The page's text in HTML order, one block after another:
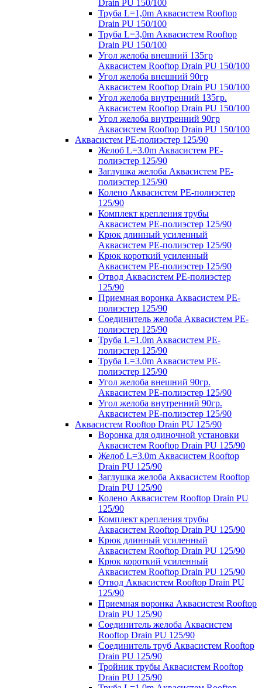
Drain PU 150/100
Труба L=1,0m Аквасистем Rooftop
Drain PU 150/100
Труба L=3,0m Аквасистем Rooftop
Drain PU 150/100
Угол желоба внешний 135гр
Аквасистем Rooftop Drain PU 150/100
Угол желоба внешний 90гр
Аквасистем Rooftop Drain PU 150/100
Угол желоба внутренний 135гр.
Аквасистем Rooftop Drain PU 150/100
Угол желоба внутренний 90гр
Аквасистем Rooftop Drain PU 150/100
Аквасистем PE-полиэстер 125/90
Желоб L=3.0m Аквасистем PE-
полиэстер 125/90
Заглушка желоба Аквасистем PE-
полиэстер 125/90
Колено Аквасистем PE-полиэстер
125/90
Комплект крепления трубы
Аквасистем PE-полиэстер 125/90
Крюк длинный усиленный
Аквасистем PE-полиэстер 125/90
Крюк короткий усиленный
Аквасистем PE-полиэстер 125/90
Отвод Аквасистем РЕ-полиэстер
125/90
Приемная воронка Аквасистем PE-
полиэстер 125/90
Соединитель желоба Аквасистем PE-
полиэстер 125/90
Труба L=1.0m Аквасистем PE-
полиэстер 125/90
Труба L=3.0m Аквасистем PE-
полиэстер 125/90
Угол желоба внешний 90гр.
Аквасистем PE-полиэстер 125/90
Угол желоба внутренний 90гр.
Аквасистем PE-полиэстер 125/90
Аквасистем Rooftop Drain PU 125/90
Воронка для одиночной установки
Аквасистем Rooftop Drain PU 125/90
Желоб L=3.0m Аквасистем Rooftop
Drain PU 125/90
Заглушка желоба Аквасистем Rooftop
Drain PU 125/90
Колено Аквасистем Rooftop Drain PU
125/90
Комплект крепления трубы
Аквасистем Rooftop Drain PU 125/90
Крюк длинный усиленный
Аквасистем Rooftop Drain PU 125/90
Крюк короткий усиленный
Аквасистем Rooftop Drain PU 125/90
Отвод Аквасистем Rooftop Drain PU
125/90
Приемная воронка Аквасистем Rooftop
Drain PU 125/90
Соединитель желоба Аквасистем
Rooftop Drain PU 125/90
Соединитель труб Аквасистем Rooftop
Drain PU 125/90
Тройник трубы Аквасистем Rooftop
Drain PU 125/90